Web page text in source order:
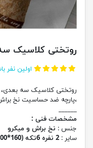
روتختی کلاسیک
اولین نفر
روتختی کلاسیک سه بعدی،
،پارچه ضد حساسیت نخ
______
مشخصات فنی :
جنس : نخ براش و میکرو
سایر : 2 نفره 6تکه (160*200) 6 تیکه